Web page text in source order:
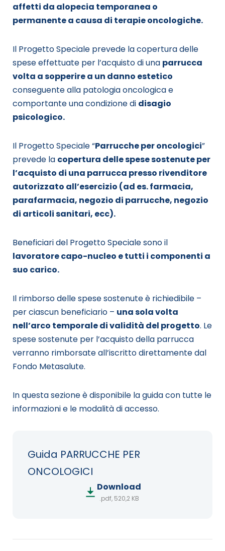
affetti da alopecia temporanea o
permanente a causa di terapie oncologiche.
Il Progetto Speciale prevede la copertura delle
spese effettuate per l’acquisto di una parrucca
volta a sopperire a un danno estetico
conseguente alla patologia oncologica e
comportante una condizione di disagio
psicologico.
Il Progetto Speciale “Parrucche per oncologici”
prevede la copertura delle spese sostenute per
l’acquisto di una parrucca presso rivenditore
autorizzato all’esercizio (ad es. farmacia,
parafarmacia, negozio di parrucche, negozio
di articoli sanitari, ecc).
Beneficiari del Progetto Speciale sono il
lavoratore capo-nucleo e tutti i componenti a
suo carico.
Il rimborso delle spese sostenute è richiedibile –
per ciascun beneficiario – una sola volta
nell’arco temporale di validità del progetto. Le
spese sostenute per l’acquisto della parrucca
verranno rimborsate all’iscritto direttamente dal
Fondo Metasalute.
In questa sezione è disponibile la guida con tutte le
informazioni e le modalità di accesso.
Guida PARRUCCHE PER
ONCOLOGICI
Download
.pdf, 520,2 KB